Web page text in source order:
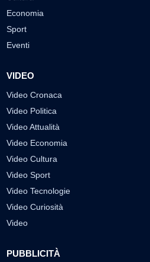
Economia
Sport
Eventi
VIDEO
Video Cronaca
Video Politica
Video Attualità
Video Economia
Video Cultura
Video Sport
Video Tecnologie
Video Curiosità
Video
PUBBLICITÀ